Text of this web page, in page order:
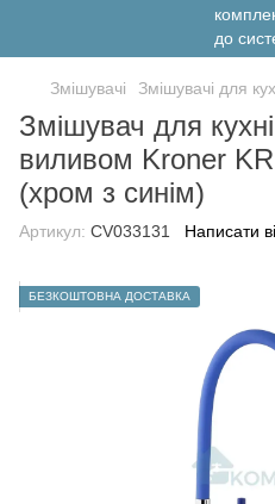
Змішувачі Змішувачі для
Змішувач для
виливом Kroner
(хром з синім)
Артикул: CV033131 Написати
БЕЗКОШТОВНА ДОСТАВКА